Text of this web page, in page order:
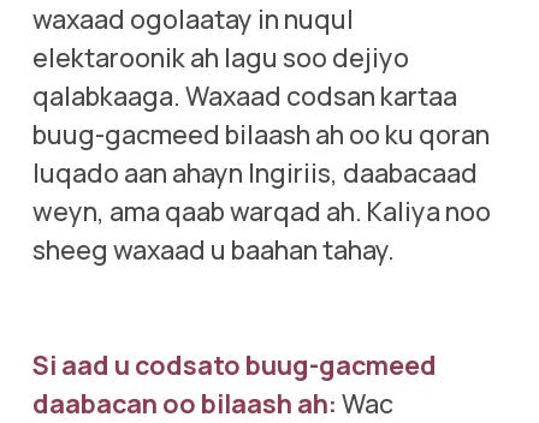
waxaad ogolaatay in nuqul
elektaroonik ah lagu soo dejiyo
qalabkaaga. Waxaad codsan kartaa
buug-gacmeed bilaash ah oo ku qoran
luqado aan ahayn Ingiriis, daabacaad
weyn, ama qaab warqad ah. Kaliya noo
sheeg waxaad u baahan tahay.
Si aad u codsato buug-gacmeed
daabacan oo bilaash ah: Wac